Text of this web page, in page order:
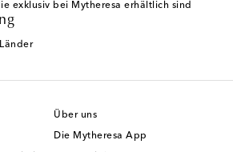
exklusiv bei Mytheresa erhältlich sind
Über uns
Die Mytheresa App